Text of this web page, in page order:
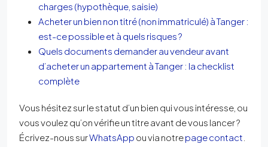
charges (hypothèque, saisie)
Acheter un bien non titré (non immatriculé) à Tanger :
est-ce possible et à quels risques ?
Quels documents demander au vendeur avant
d’acheter un appartement à Tanger : la checklist
complète
Vous hésitez sur le statut d’un bien qui vous intéresse, ou
vous voulez qu’on vérifie un titre avant de vous lancer ?
Écrivez-nous surWhatsApp ou via notrepage contact